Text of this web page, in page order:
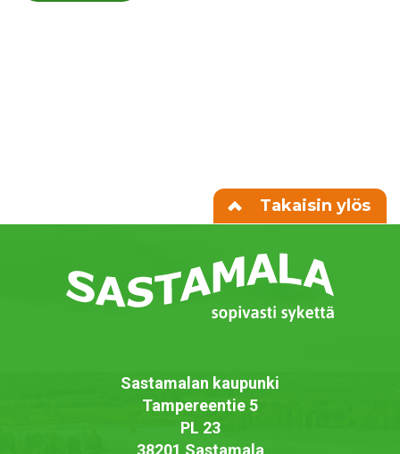
Takaisin ylös
Sastamalan kaupunki
Tampereentie 5
PL 23
38201 Sastamala